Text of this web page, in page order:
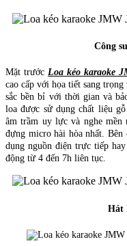
Công
Mặt trướcLoa kéo karaoke
cao cấp với họa tiết sang
sắc bền bỉ với thời gian và
loa được sử dụng chất liệu
âm trầm uy lực và nghe mền
đựng micro hài hòa nhất. Bên
dụng nguồn điện trực tiếp
động từ 4 đến 7h liên tục.
Hát